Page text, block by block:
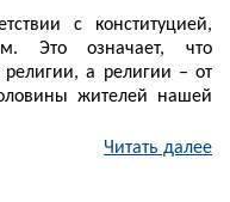
с конституцией,
Это означает, что
религии, а религии – от
жителей нашей
Читать далее